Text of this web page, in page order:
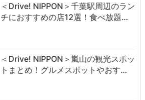
＜Drive! NIPPON＞千葉駅周辺のラン
チにおすすめの店12選！食べ放題…
＜Drive! NIPPON＞嵐山の観光スポッ
トまとめ！グルメスポットやおす…